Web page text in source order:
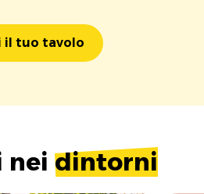
il tuo tavolo
nei dintorni